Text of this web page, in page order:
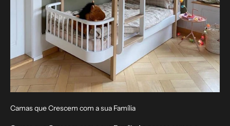
Camas que Crescem com a sua Família